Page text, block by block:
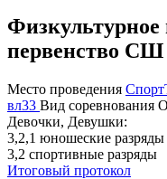
Физкультурное
первенство СШ
Место проведения
вл33 Вид соревнования
Девочки, Девушки:
3,2,1 юношеские разряды
3,2 спортивные разряды
Итоговый протокол